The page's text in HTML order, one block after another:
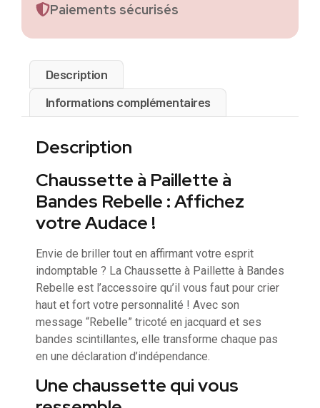
Paiements sécurisés
Description
Informations complémentaires
Description
Chaussette à Paillette à
Bandes Rebelle : Affichez
votre Audace !
Envie de briller tout en affirmant votre esprit
indomptable ? La Chaussette à Paillette à Bandes
Rebelle est l’accessoire qu’il vous faut pour crier
haut et fort votre personnalité ! Avec son
message “Rebelle” tricoté en jacquard et ses
bandes scintillantes, elle transforme chaque pas
en une déclaration d’indépendance.
Une chaussette qui vous